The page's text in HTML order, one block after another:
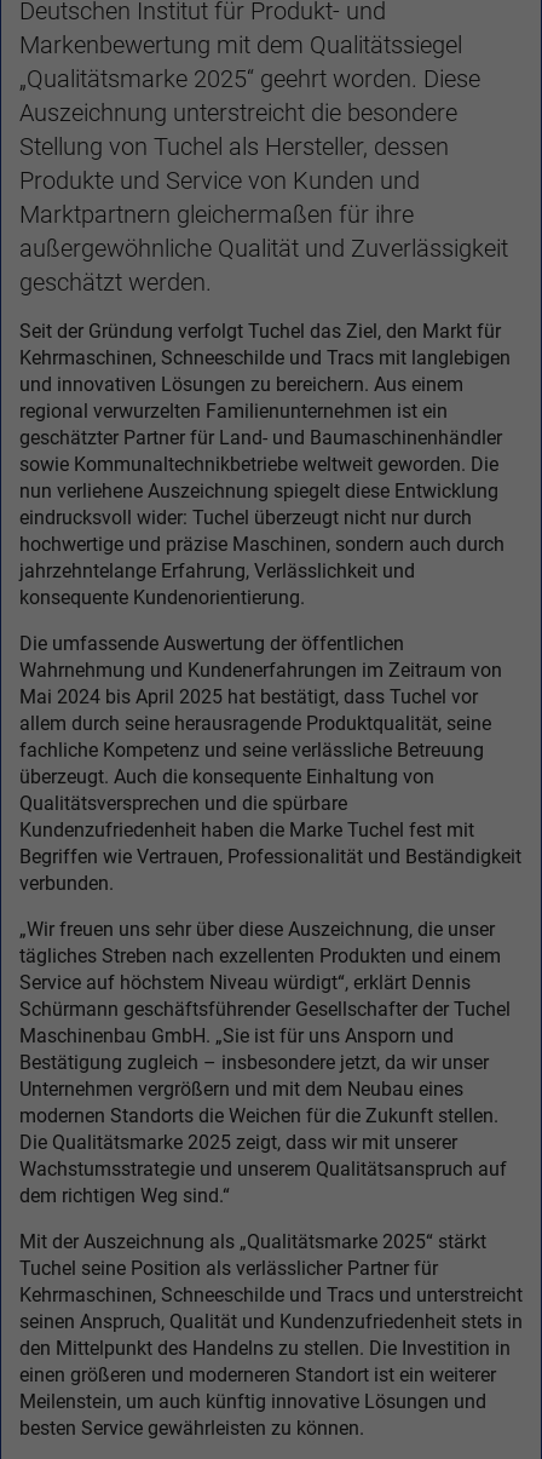
Deutschen Institut für Produkt- und
Markenbewertung mit dem Qualitätssiegel
„Qualitätsmarke 2025“ geehrt worden. Diese
Auszeichnung unterstreicht die besondere
Stellung von Tuchel als Hersteller, dessen
Produkte und Service von Kunden und
Marktpartnern gleichermaßen für ihre
außergewöhnliche Qualität und Zuverlässigkeit
geschätzt werden.
Seit der Gründung verfolgt Tuchel das Ziel, den Markt für
Kehrmaschinen, Schneeschilde und Tracs mit langlebigen
und innovativen Lösungen zu bereichern. Aus einem
regional verwurzelten Familienunternehmen ist ein
geschätzter Partner für Land- und Baumaschinenhändler
sowie Kommunaltechnikbetriebe weltweit geworden. Die
nun verliehene Auszeichnung spiegelt diese Entwicklung
eindrucksvoll wider: Tuchel überzeugt nicht nur durch
hochwertige und präzise Maschinen, sondern auch durch
jahrzehntelange Erfahrung, Verlässlichkeit und
konsequente Kundenorientierung.
Die umfassende Auswertung der öffentlichen
Wahrnehmung und Kundenerfahrungen im Zeitraum von
Mai 2024 bis April 2025 hat bestätigt, dass Tuchel vor
allem durch seine herausragende Produktqualität, seine
fachliche Kompetenz und seine verlässliche Betreuung
überzeugt. Auch die konsequente Einhaltung von
Qualitätsversprechen und die spürbare
Kundenzufriedenheit haben die Marke Tuchel fest mit
Begriffen wie Vertrauen, Professionalität und Beständigkeit
verbunden.
„Wir freuen uns sehr über diese Auszeichnung, die unser
tägliches Streben nach exzellenten Produkten und einem
Service auf höchstem Niveau würdigt“, erklärt Dennis
Schürmann geschäftsführender Gesellschafter der Tuchel
Maschinenbau GmbH. „Sie ist für uns Ansporn und
Bestätigung zugleich – insbesondere jetzt, da wir unser
Unternehmen vergrößern und mit dem Neubau eines
modernen Standorts die Weichen für die Zukunft stellen.
Die Qualitätsmarke 2025 zeigt, dass wir mit unserer
Wachstumsstrategie und unserem Qualitätsanspruch auf
dem richtigen Weg sind.“
Mit der Auszeichnung als „Qualitätsmarke 2025“ stärkt
Tuchel seine Position als verlässlicher Partner für
Kehrmaschinen, Schneeschilde und Tracs und unterstreicht
seinen Anspruch, Qualität und Kundenzufriedenheit stets in
den Mittelpunkt des Handelns zu stellen. Die Investition in
einen größeren und moderneren Standort ist ein weiterer
Meilenstein, um auch künftig innovative Lösungen und
besten Service gewährleisten zu können.